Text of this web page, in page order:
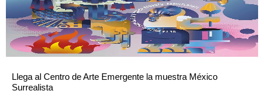
Llega al Centro de Arte Emergente la muestra México
Surrealista